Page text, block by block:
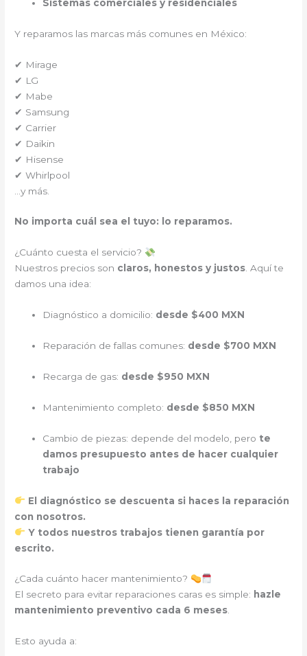
Sistemas comerciales y residenciales
Y reparamos las marcas más comunes en México:
✔ Mirage
✔ LG
✔ Mabe
✔ Samsung
✔ Carrier
✔ Daikin
✔ Hisense
✔ Whirlpool
…y más.
No importa cuál sea el tuyo: lo reparamos.
¿Cuánto cuesta el servicio?
Nuestros precios son claros, honestos y justos. Aquí te
damos una idea:
Diagnóstico a domicilio: desde $400 MXN
Reparación de fallas comunes: desde $700 MXN
Recarga de gas: desde $950 MXN
Mantenimiento completo: desde $850 MXN
Cambio de piezas: depende del modelo, pero te
damos presupuesto antes de hacer cualquier
trabajo
El diagnóstico se descuenta si haces la reparación
con nosotros.
Y todos nuestros trabajos tienen garantía por
escrito.
¿Cada cuánto hacer mantenimiento?
El secreto para evitar reparaciones caras es simple: hazle
mantenimiento preventivo cada 6 meses.
Esto ayuda a: